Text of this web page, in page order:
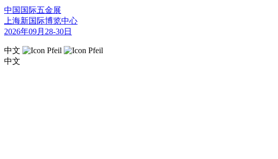
中国国际五金展
上海新国际博览中心
2026年09月28-30日
中文
中文